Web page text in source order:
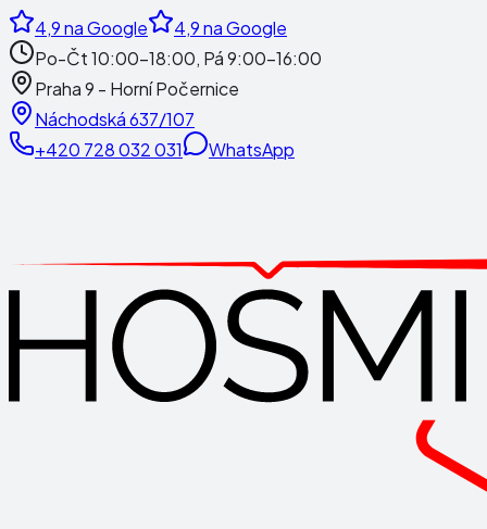
4,9na Google 4,9na Google
Po-Čt 10:00-18:00, Pá 9:00-16:00
Praha 9 - Horní Počernice
Náchodská 637/107
+420 728 032 031
WhatsApp